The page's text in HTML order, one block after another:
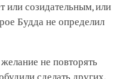
или созидательным, или
Будда не определил
не повторять